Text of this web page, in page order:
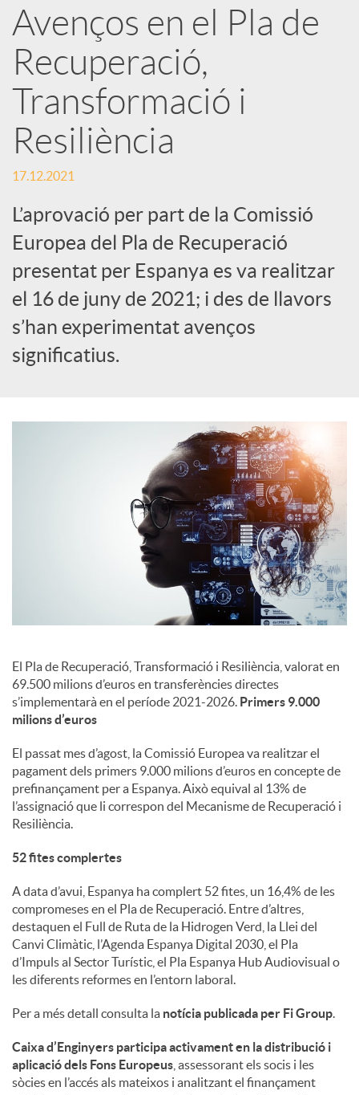
a
r
x
e
s
S
o
c
i
Avenços en el Pla de
Recuperació,
Transformació i
Resiliència
17.12.2021
L’aprovació per part de la Comissió
Europea del Pla de Recuperació
presentat per Espanya es va realitzar
el 16 de juny de 2021; i des de llavors
s’han experimentat avenços
significatius.
El Pla de Recuperació, Transformació i Resiliència, valorat en
69.500 milions d’euros en transferències directes
s’implementarà en el període 2021-2026. Primers 9.000
milions d’euros
El passat mes d’agost, la Comissió Europea va realitzar el
pagament dels primers 9.000 milions d’euros en concepte de
prefinançament per a Espanya. Això equival al 13% de
l’assignació que li correspon del Mecanisme de Recuperació i
Resiliència.
52 fites complertes
A data d’avui, Espanya ha complert 52 fites, un 16,4% de les
compromeses en el Pla de Recuperació. Entre d’altres,
destaquen el Full de Ruta de la Hidrogen Verd, la Llei del
Canvi Climàtic, l’Agenda Espanya Digital 2030, el Pla
d’Impuls al Sector Turístic, el Pla Espanya Hub Audiovisual o
les diferents reformes en l’entorn laboral.
Per a més detall consulta la notícia publicada per Fi Group.
Caixa d’Enginyers participa activament en la distribució i
aplicació dels Fons Europeus , assessorant els socis i les
sòcies en l’accés als mateixos i analitzant el finançament